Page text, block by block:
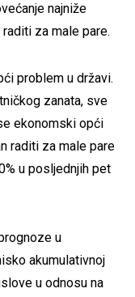
najniže
za male pare.
problem u državi.
zanata, sve
ekonomski opći
raditi za male pare
u posljednjih pet
u
akumulativnoj
u odnosu na